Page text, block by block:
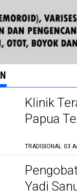
Klinik
Papua
TRADISIONAL 03
Yadi